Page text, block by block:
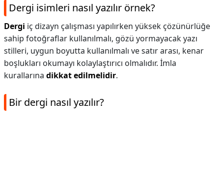
Dergi isimleri nasıl yazılır örnek?
Dergi iç dizayn çalışması yapılırken yüksek çözünürlüğe
sahip fotoğraflar kullanılmalı, gözü yormayacak yazı
stilleri, uygun boyutta kullanılmalı ve satır arası, kenar
boşlukları okumayı kolaylaştırıcı olmalıdır. İmla
kurallarına dikkat edilmelidir.
Bir dergi nasıl yazılır?